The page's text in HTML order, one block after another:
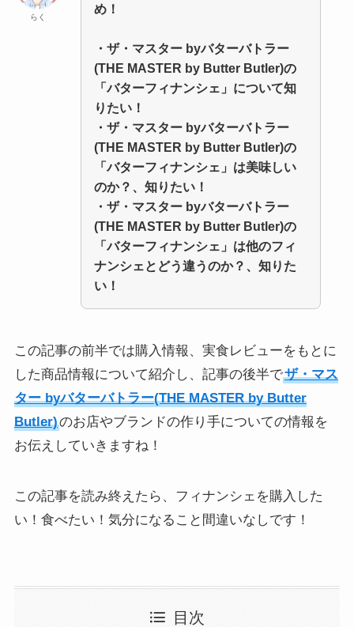
らく
め！
・ザ・マスター byバターバトラー
(THE MASTER by Butter Butler)の
「バターフィナンシェ」 について知
りたい！
・ザ・マスター byバターバトラー
(THE MASTER by Butter Butler)の
「バターフィナンシェ」 は美味しい
のか？、知りたい！
・ザ・マスター byバターバトラー
(THE MASTER by Butter Butler)の
「バターフィナンシェ」は他のフィ
ナンシェとどう違うのか？、知りた
い！
この記事の前半では購入情報、実食レビューをもとに
した商品情報について紹介し、記事の後半でザ・マス
ター byバターバトラー(THE MASTER by Butter
Butler)のお店やブランドの作り手についての情報を
お伝えしていきますね！
この記事を読み終えたら、フィナンシェを購入した
い！食べたい！気分になること間違いなしです！
目次